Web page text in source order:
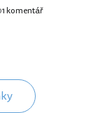
1 komentář